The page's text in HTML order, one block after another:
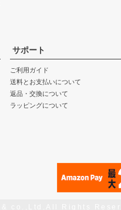
サポート
ご利用ガイド
送料とお支払いについて
返品・交換について
ラッピングについて